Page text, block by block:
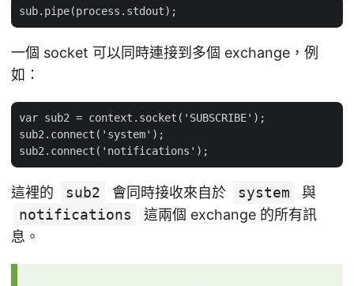
一個 socket 可以同時連接到多個 exchange，例
如：
var sub2 = context.socket('SUBSCRIBE');
sub2.connect('system');
這裡的 sub2 會同時接收來自於 system
與
notifications
這兩個 exchange 的所有訊
息。